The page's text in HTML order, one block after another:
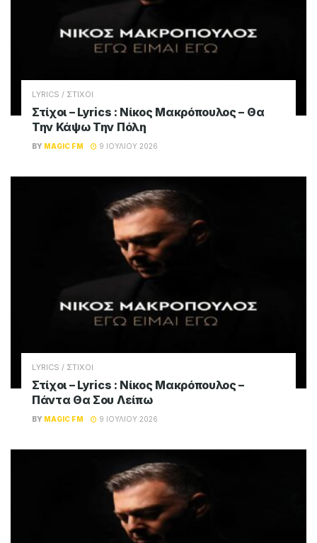
LYRICS / ΣΤΙΧΟΙ
Στίχοι – Lyrics : Νίκος Μακρόπουλος – Θα
Την Κάψω Την Πόλη
BY MAGIC FM 9 ΙΟΥΛΊΟΥ 2026
LYRICS / ΣΤΙΧΟΙ
Στίχοι – Lyrics : Νίκος Μακρόπουλος –
Πάντα Θα Σου Λείπω
BY MAGIC FM 9 ΙΟΥΛΊΟΥ 2026